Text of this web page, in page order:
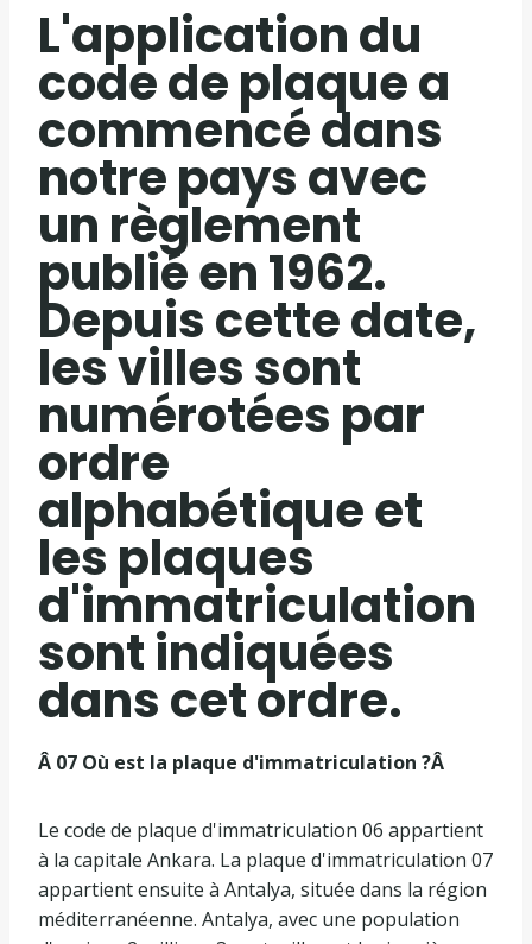
L'application du
code de plaque a
commencé dans
notre pays avec
un règlement
publié en 1962.
Depuis cette date,
les villes sont
numérotées par
ordre
alphabétique et
les plaques
d'immatriculation
sont indiquées
dans cet ordre.
Â 07 Où est la plaque d'immatriculation ?Â
Le code de plaque d'immatriculation 06 appartient
à la capitale Ankara. La plaque d'immatriculation 07
appartient ensuite à Antalya, située dans la région
méditerranéenne. Antalya, avec une population